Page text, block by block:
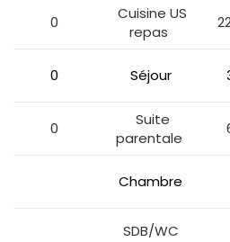
0
Cuisine US
repas
0 Séjour
0
Suite
parentale
Chambre
SDB/WC